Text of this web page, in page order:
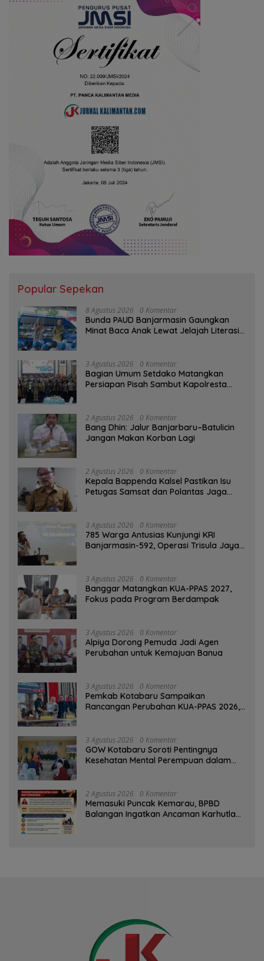
Popular Sepekan
8 Agustus 2026 0 Komentar
Bunda PAUD Banjarmasin Gaungkan
Minat Baca Anak Lewat Jelajah Literasi
3 Agustus 2026 0 Komentar
Bagian Umum Setdako Matangkan
Persiapan Pisah Sambut Kapolresta
2 Agustus 2026 0 Komentar
Bang Dhin: Jalur Banjarbaru–Batulicin
Jangan Makan Korban Lagi
2 Agustus 2026 0 Komentar
Kepala Bappenda Kalsel Pastikan Isu
Petugas Samsat dan Polantas Jaga
3 Agustus 2026 0 Komentar
785 Warga Antusias Kunjungi KRI
Banjarmasin-592, Operasi Trisula Jaya
3 Agustus 2026 0 Komentar
‎Banggar Matangkan KUA-PPAS 2027,
Fokus pada Program Berdampak
3 Agustus 2026 0 Komentar
‎Alpiya Dorong Pemuda Jadi Agen
Perubahan untuk Kemajuan Banua ‎
3 Agustus 2026 0 Komentar
Pemkab Kotabaru Sampaikan
Rancangan Perubahan KUA-PPAS 2026,
3 Agustus 2026 0 Komentar
GOW Kotabaru Soroti Pentingnya
Kesehatan Mental Perempuan dalam
2 Agustus 2026 0 Komentar
Memasuki Puncak Kemarau, BPBD
Balangan Ingatkan Ancaman Karhutla